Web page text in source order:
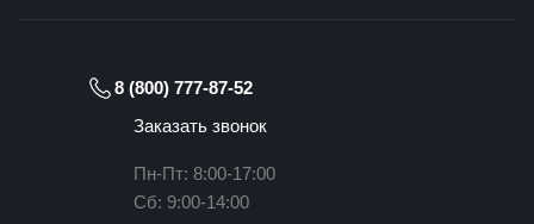
8 (800) 777-87-52
Заказать звонок
Пн-Пт: 8:00-17:00
Сб: 9:00-14:00